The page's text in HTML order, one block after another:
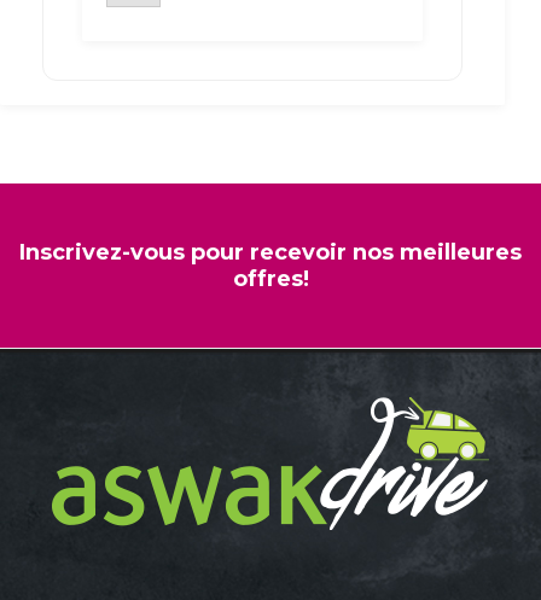
DE
Inscrivez-vous pour recevoir nos meilleures
offres!